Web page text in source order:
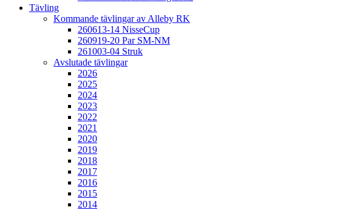
Tävling
Kommande tävlingar av Alleby RK
260613-14 NisseCup
260919-20 Par SM-NM
261003-04 Struk
Avslutade tävlingar
2026
2025
2024
2023
2022
2021
2020
2019
2018
2017
2016
2015
2014